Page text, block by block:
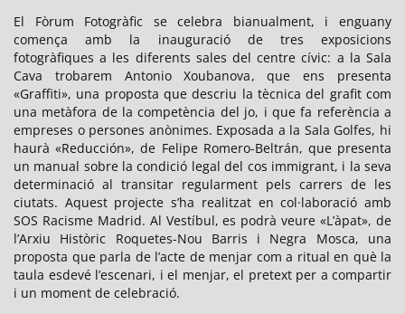
El Fòrum Fotogràfic se celebra bianualment, i enguany
comença amb la inauguració de tres exposicions
fotogràfiques a les diferents sales del centre cívic: a la Sala
Cava trobarem Antonio Xoubanova, que ens presenta
«Graffiti», una proposta que descriu la tècnica del grafit com
una metàfora de la competència del jo, i que fa referència a
empreses o persones anònimes. Exposada a la Sala Golfes, hi
haurà «Reducción», de Felipe Romero-Beltrán, que presenta
un manual sobre la condició legal del cos immigrant, i la seva
determinació al transitar regularment pels carrers de les
ciutats. Aquest projecte s’ha realitzat en col·laboració amb
SOS Racisme Madrid. Al Vestíbul, es podrà veure «L’àpat», de
l’Arxiu Històric Roquetes-Nou Barris i Negra Mosca, una
proposta que parla de l’acte de menjar com a ritual en què la
taula esdevé l’escenari, i el menjar, el pretext per a compartir
i un moment de celebració.